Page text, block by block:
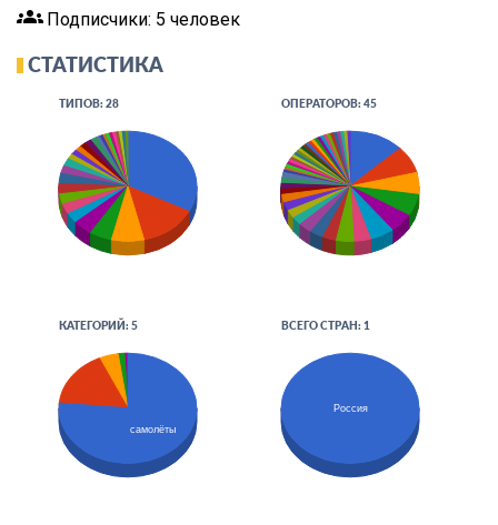
groups Подписчики: 5 человек
СТАТИСТИКА
ТИПОВ: 28 ОПЕРАТОРОВ: 45
КАТЕГОРИЙ: 5
самолёты
ВСЕГО СТРАН: 1
Россия